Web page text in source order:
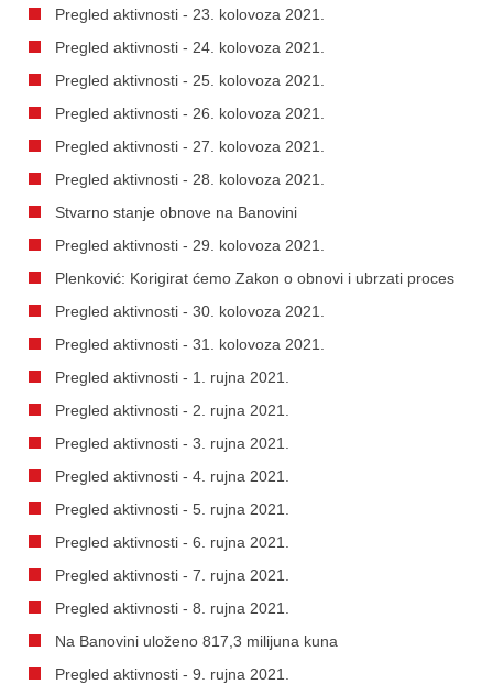
Pregled aktivnosti - 23. kolovoza 2021.
Pregled aktivnosti - 24. kolovoza 2021.
Pregled aktivnosti - 25. kolovoza 2021.
Pregled aktivnosti - 26. kolovoza 2021.
Pregled aktivnosti - 27. kolovoza 2021.
Pregled aktivnosti - 28. kolovoza 2021.
Stvarno stanje obnove na Banovini
Pregled aktivnosti - 29. kolovoza 2021.
Plenković: Korigirat ćemo Zakon o obnovi i ubrzati proces
Pregled aktivnosti - 30. kolovoza 2021.
Pregled aktivnosti - 31. kolovoza 2021.
Pregled aktivnosti - 1. rujna 2021.
Pregled aktivnosti - 2. rujna 2021.
Pregled aktivnosti - 3. rujna 2021.
Pregled aktivnosti - 4. rujna 2021.
Pregled aktivnosti - 5. rujna 2021.
Pregled aktivnosti - 6. rujna 2021.
Pregled aktivnosti - 7. rujna 2021.
Pregled aktivnosti - 8. rujna 2021.
Na Banovini uloženo 817,3 milijuna kuna
Pregled aktivnosti - 9. rujna 2021.